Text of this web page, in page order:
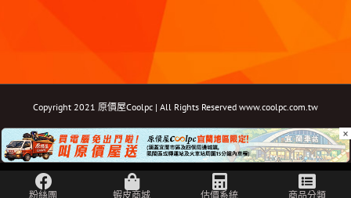
Copyright 2021 原價屋Coolpc | All Rights Reserved www.coolpc.com.tw
FacebookInstagramYouTubeTwitterEmail: ×